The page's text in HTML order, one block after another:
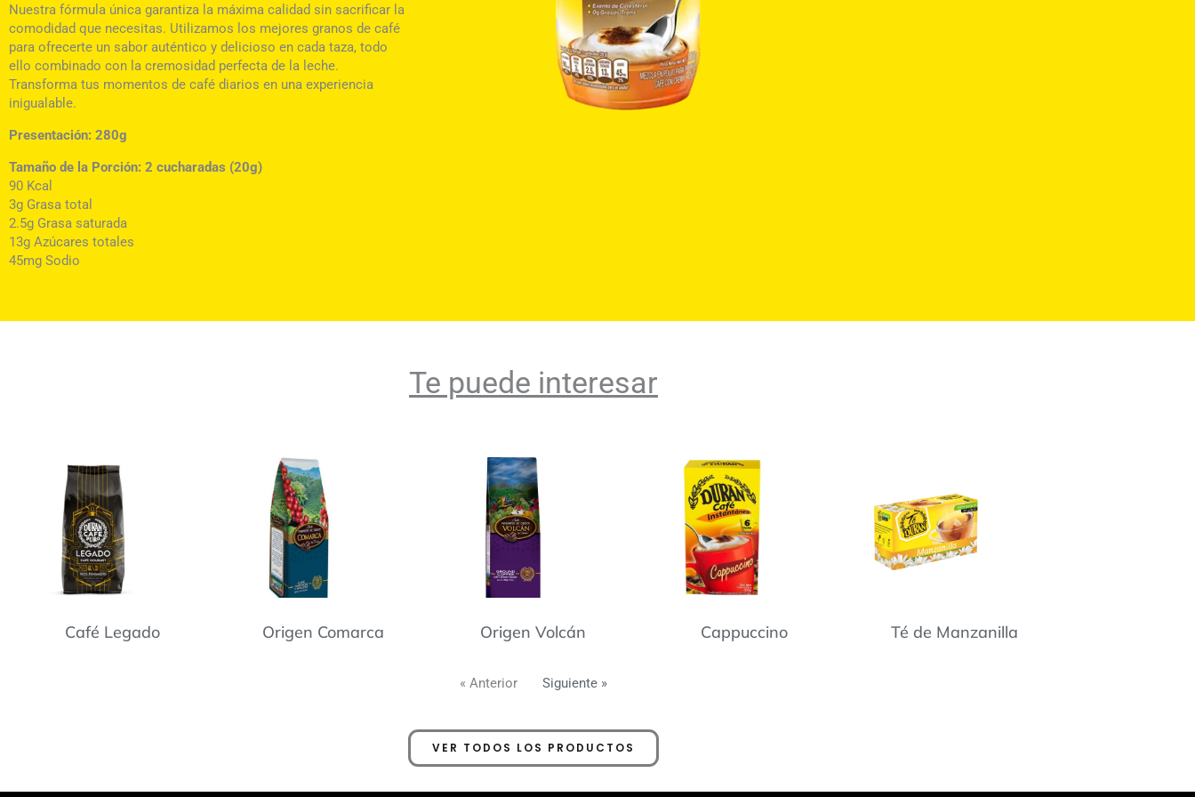
Nuestra fórmula única garantiza la máxima calidad sin sacrificar la
comodidad que necesitas. Utilizamos los mejores granos de café
para ofrecerte un sabor auténtico y delicioso en cada taza, todo
ello combinado con la cremosidad perfecta de la leche.
Transforma tus momentos de café diarios en una experiencia
inigualable.
Presentación: 280g
Tamaño de la Porción: 2 cucharadas (20g)
90 Kcal
3g Grasa total
2.5g Grasa saturada
13g Azúcares totales
45mg Sodio
Te puede interesar
Café Legado Origen Comarca Origen Volcán Cappuccino Té de Manzanilla
« Anterior Siguiente »
VER TODOS LOS PRODUCTOS